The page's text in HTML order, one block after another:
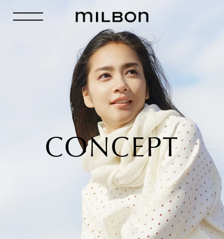
CONCEPT